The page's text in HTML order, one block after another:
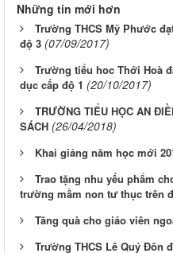
Những tin mới hơn
Trường THCS Mỹ Phước
độ 3 (07/09/2017)
Trường tiểu hoc Thới Hoà
dục cấp độ 1 (20/10/2017)
TRƯỜNG TIỂU HỌC AN
SÁCH (26/04/2018)
Khai giảng năm học mới
Trao tặng nhu yếu phẩm
trường mầm non tư thục trên
Tăng quà cho giáo viên
Trường THCS Lê Quý Đôn